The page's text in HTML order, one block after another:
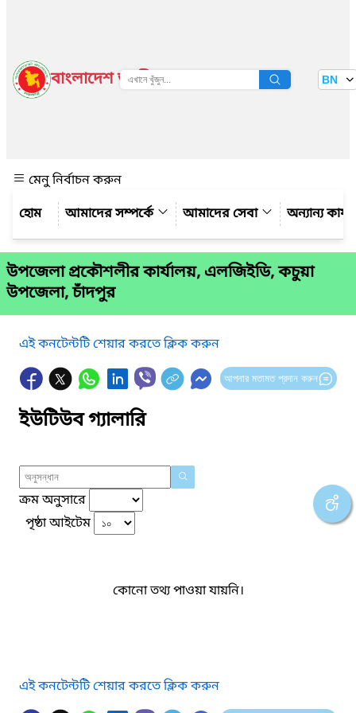
বাংলাদেশ জাতীয় তথ্য বাতায়ন BN
মেনু নির্বাচন করুন
আমাদের সম্পর্কে
আমাদের সেবা অন্যান্য
উপজেলা প্রকৌশলীর কার্যালয়, এলজিইডি, কচুয়া
উপজেলা, চাঁদপুর
এই কনটেন্টটি শেয়ার করতে ক্লিক করুন
আপনার মতামত প্রদান করুন
ইউটিউব গ্যালারি
ক্রম অনুসারে
পৃষ্ঠা আইটেম
কোনো তথ্য পাওয়া যায়নি।
এই কনটেন্টটি শেয়ার করতে ক্লিক করুন